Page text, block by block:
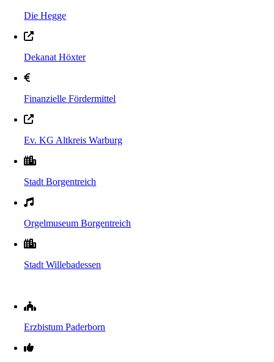
Die Hegge
Dekanat Höxter
Finanzielle Fördermittel
Ev. KG Altkreis Warburg
Stadt Borgentreich
Orgelmuseum Borgentreich
Stadt Willebadessen
Erzbistum Paderborn